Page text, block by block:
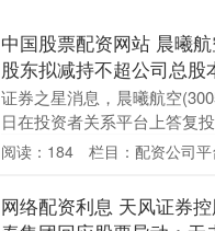
中国股票配资网站 晨曦
股东拟减持不超公司总股
证券之星消息，晨曦航空
日在投资者关系平台上答复
问题。 投资者提问：请问公
阅读：184 栏目：配资公司
网络配资利息 天风证券